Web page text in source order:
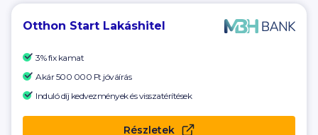
Otthon Start Lakáshitel
3% fix kamat
Akár500 000 Ft jóváírás
Induló díj kedvezmények és visszatérítések
Részletek